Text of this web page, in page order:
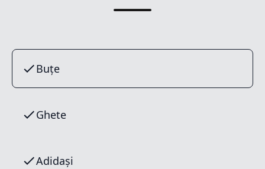
Buțe
Ghete
Adidași